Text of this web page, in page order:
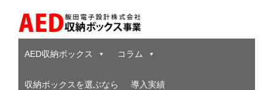
AED収納ボックス
コラム
収納ボックスを選ぶなら 導入実績